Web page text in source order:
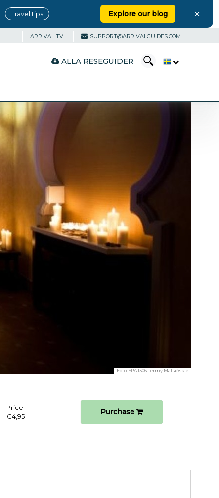
Travel tips Explore our blog ×
ARRIVAL TV SUPPORT@ARRIVALGUIDES.COM
ALLA RESEGUIDER
Foto:SPA 1306 Termy Maltańskie
Price
€4,95
Purchase